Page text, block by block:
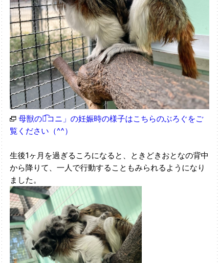
母獣の「͡コニ」の妊娠時の様子はこちらのぶろぐをご
覧ください（^^）
生後1ヶ月を過ぎるころになると、ときどきおとなの背中
から降りて、一人で行動することもみられるようになり
ました。